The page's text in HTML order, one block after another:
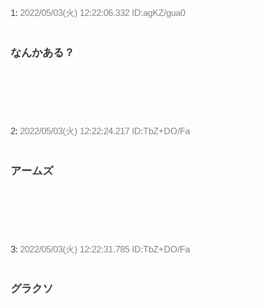
1: 2022/05/03(火) 12:22:06.332 ID:agKZ/gua0
なんかある？
2: 2022/05/03(火) 12:22:24.217 ID:TbZ+DO/Fa
アームズ
3: 2022/05/03(火) 12:22:31.785 ID:TbZ+DO/Fa
グラクソ